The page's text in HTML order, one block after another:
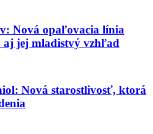
Nová opaľovacia línia
aj jej mladistvý vzhľad
Nová starostlivosť, ktorá